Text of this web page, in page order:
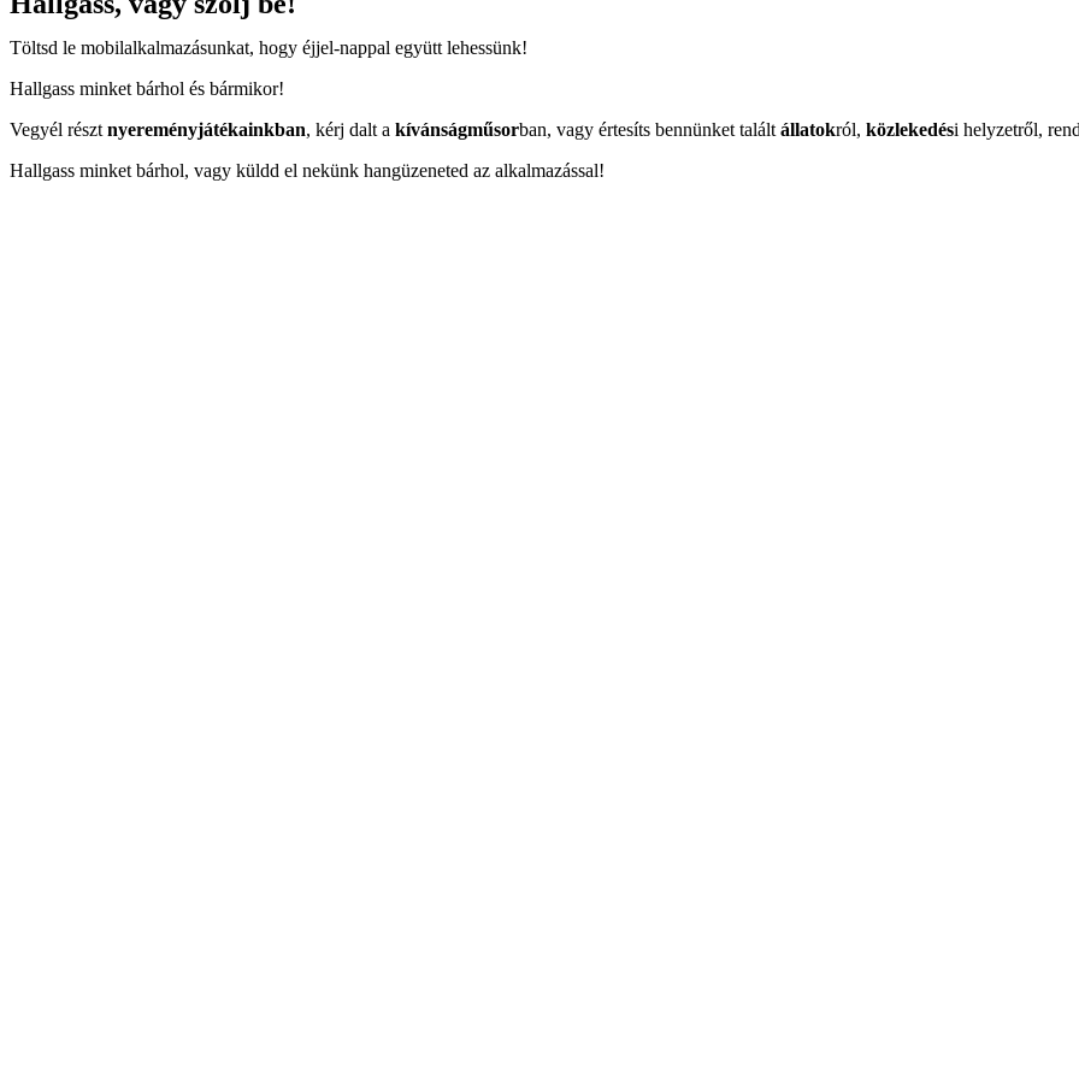
Töltsd le mobilalkalmazásunkat, hogy éjjel-nappal együtt lehessünk!
Hallgass minket bárhol és bármikor!
Vegyél részt nyereményjátékainkban, kérj dalt a kívánságműsorban, vagy értesíts bennünket talált állatokról, közlekedési helyzetről,
Hallgass minket bárhol, vagy küldd el nekünk hangüzeneted az alkalmazással!